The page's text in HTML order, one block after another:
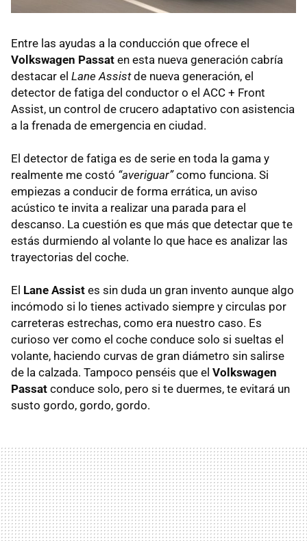
Entre las ayudas a la conducción que ofrece el
Volkswagen Passat en esta nueva generación cabría
destacar el Lane Assistde nueva generación, el
detector de fatiga del conductor o el ACC + Front
Assist, un control de crucero adaptativo con asistencia
a la frenada de emergencia en ciudad.
El detector de fatiga es de serie en toda la gama y
realmente me costó “averiguar”como funciona. Si
empiezas a conducir de forma errática, un aviso
acústico te invita a realizar una parada para el
descanso. La cuestión es que más que detectar que te
estás durmiendo al volante lo que hace es analizar las
trayectorias del coche.
El Lane Assist es sin duda un gran invento aunque algo
incómodo si lo tienes activado siempre y circulas por
carreteras estrechas, como era nuestro caso. Es
curioso ver como el coche conduce solo si sueltas el
volante, haciendo curvas de gran diámetro sin salirse
de la calzada. Tampoco penséis que el Volkswagen
Passat conduce solo, pero si te duermes, te evitará un
susto gordo, gordo, gordo.